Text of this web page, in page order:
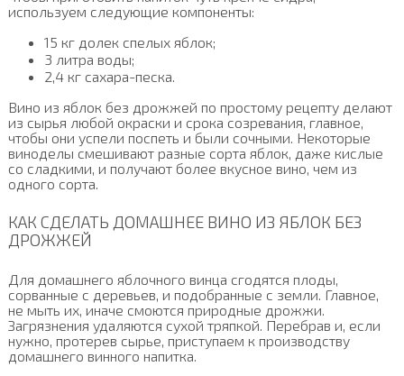
используем следующие компоненты:
15 кг долек спелых яблок;
3 литра воды;
2,4 кг сахара-песка.
Вино из яблок без дрожжей по простому рецепту делают
из сырья любой окраски и срока созревания, главное,
чтобы они успели поспеть и были сочными. Некоторые
виноделы смешивают разные сорта яблок, даже кислые
со сладкими, и получают более вкусное вино, чем из
одного сорта.
КАК СДЕЛАТЬ ДОМАШНЕЕ ВИНО ИЗ ЯБЛОК БЕЗ
ДРОЖЖЕЙ
Для домашнего яблочного винца сгодятся плоды,
сорванные с деревьев, и подобранные с земли. Главное,
не мыть их, иначе смоются природные дрожжи.
Загрязнения удаляются сухой тряпкой. Перебрав и, если
нужно, протерев сырье, приступаем к производству
домашнего винного напитка.